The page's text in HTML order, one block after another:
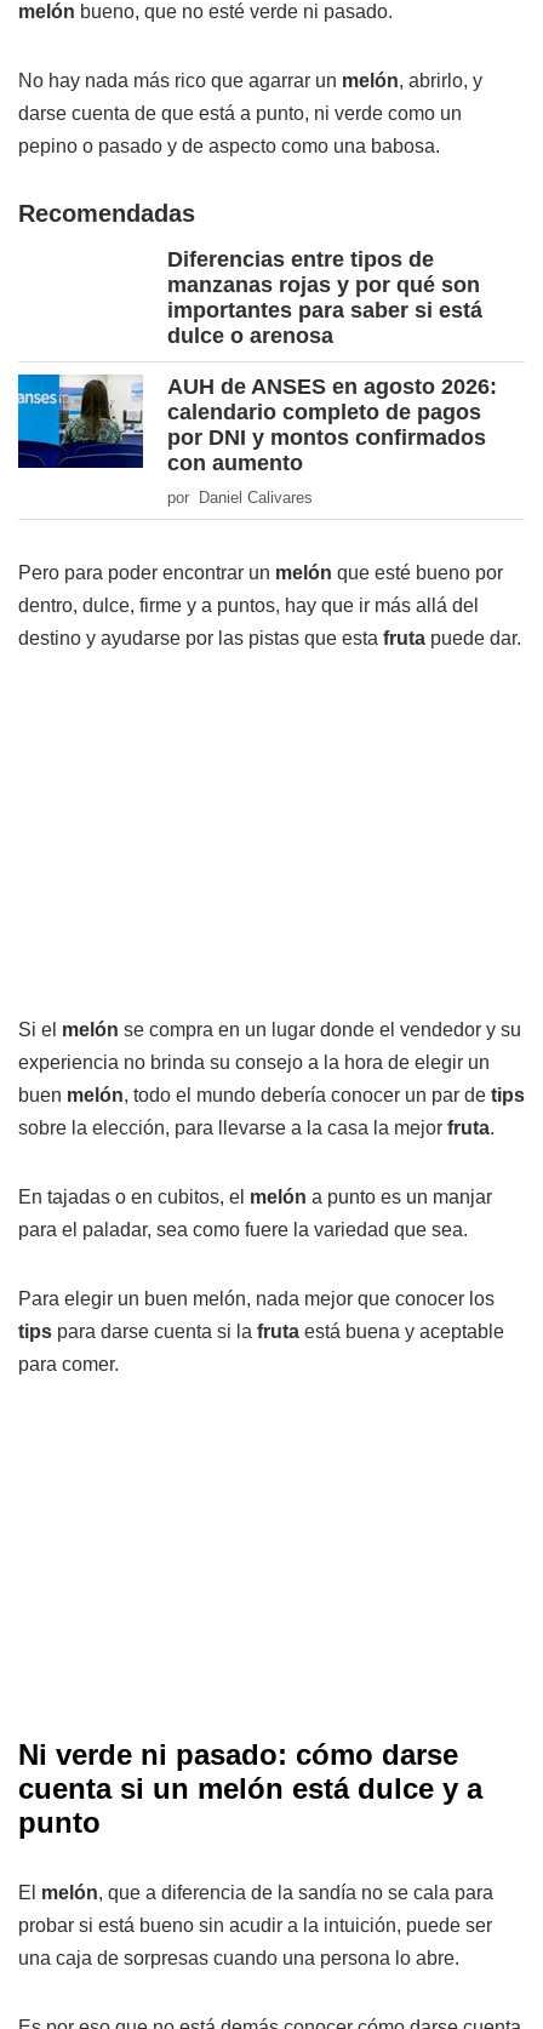
melón bueno, que no esté verde ni pasado.
No hay nada más rico que agarrar un melón, abrirlo, y
darse cuenta de que está a punto, ni verde como un
pepino o pasado y de aspecto como una babosa.
Recomendadas
Diferencias entre tipos de
manzanas rojas y por qué son
importantes para saber si está
dulce o arenosa
AUH de ANSES en agosto 2026:
calendario completo de pagos
por DNI y montos confirmados
con aumento
por Daniel Calivares
Pero para poder encontrar un melón que esté bueno por
dentro, dulce, firme y a puntos, hay que ir más allá del
destino y ayudarse por las pistas que esta fruta puede dar.
Si el melón se compra en un lugar donde el vendedor y su
experiencia no brinda su consejo a la hora de elegir un
buen melón, todo el mundo debería conocer un par de tips
sobre la elección, para llevarse a la casa la mejor fruta.
En tajadas o en cubitos, el melón a punto es un manjar
para el paladar, sea como fuere la variedad que sea.
Para elegir un buen melón, nada mejor que conocer los
tips para darse cuenta si la fruta está buena y aceptable
para comer.
Ni verde ni pasado: cómo darse
cuenta si un melón está dulce y a
punto
El melón, que a diferencia de la sandía no se cala para
probar si está bueno sin acudir a la intuición, puede ser
una caja de sorpresas cuando una persona lo abre.